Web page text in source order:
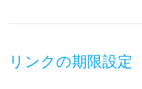
リンクの期限設定